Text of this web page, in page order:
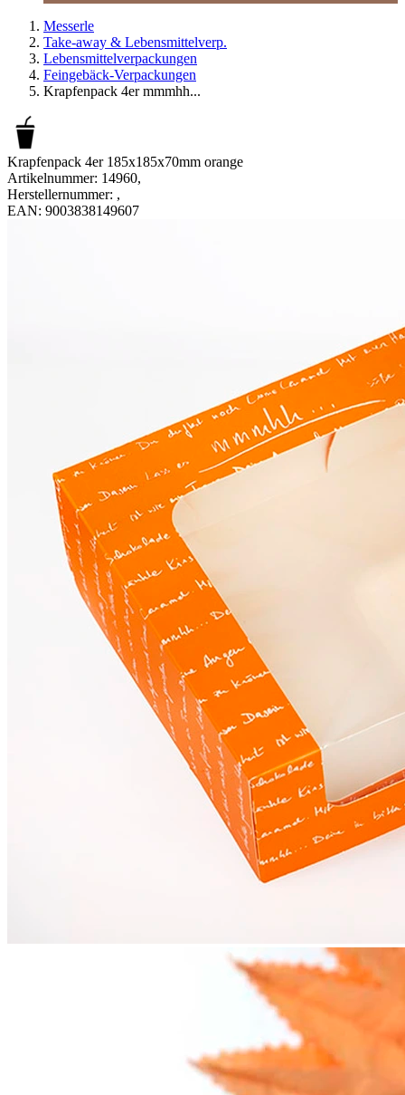
Messerle
Take-away & Lebensmittelverp.
Lebensmittelverpackungen
Feingebäck-Verpackungen
Krapfenpack 4er mmmhh...
Krapfenpack 4er 185x185x70mm orange
Artikelnummer: 14960,
Herstellernummer: ,
EAN: 9003838149607